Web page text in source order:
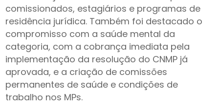
comissionados, estagiários e programas de
residência jurídica. Também foi destacado o
compromisso com a saúde mental da
categoria, com a cobrança imediata pela
implementação da resolução do CNMP já
aprovada, e a criação de comissões
permanentes de saúde e condições de
trabalho nos MPs.